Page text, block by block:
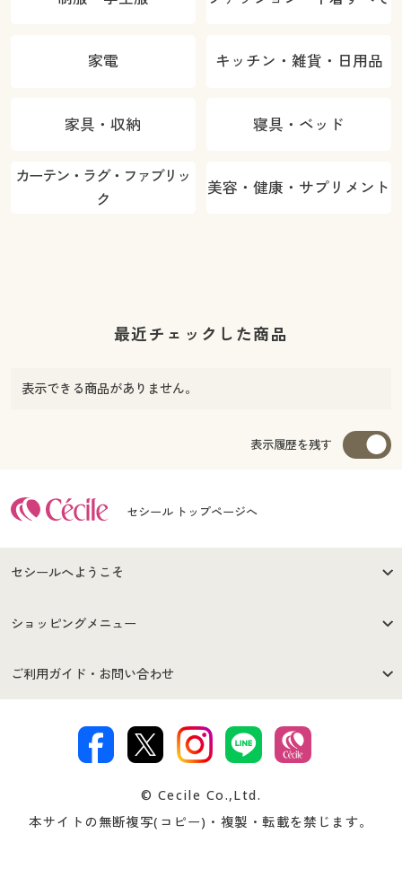
家電 キッチン・雑貨・日用品
家具・収納 寝具・ベッド
カーテン・ラグ・ファブリッ
ク
美容・健康・サプリメント
最近チェックした商品
表示できる商品がありません。
表示履歴を残す
セシール トップページへ
セシールへようこそ
はじめての方へ
セシールご利用規約
著作権・商標について 会社案内
ショッピングメニュー
商品カテゴリ
プレゼント＆キャンペーン サイトマップ
ご利用ガイド・お問い合わせ
交換・返品は お支払は
ついて
忘れの場合
© Cecile Co.,Ltd.
本サイトの無断複写(コピー)・複製・転載を禁じます。